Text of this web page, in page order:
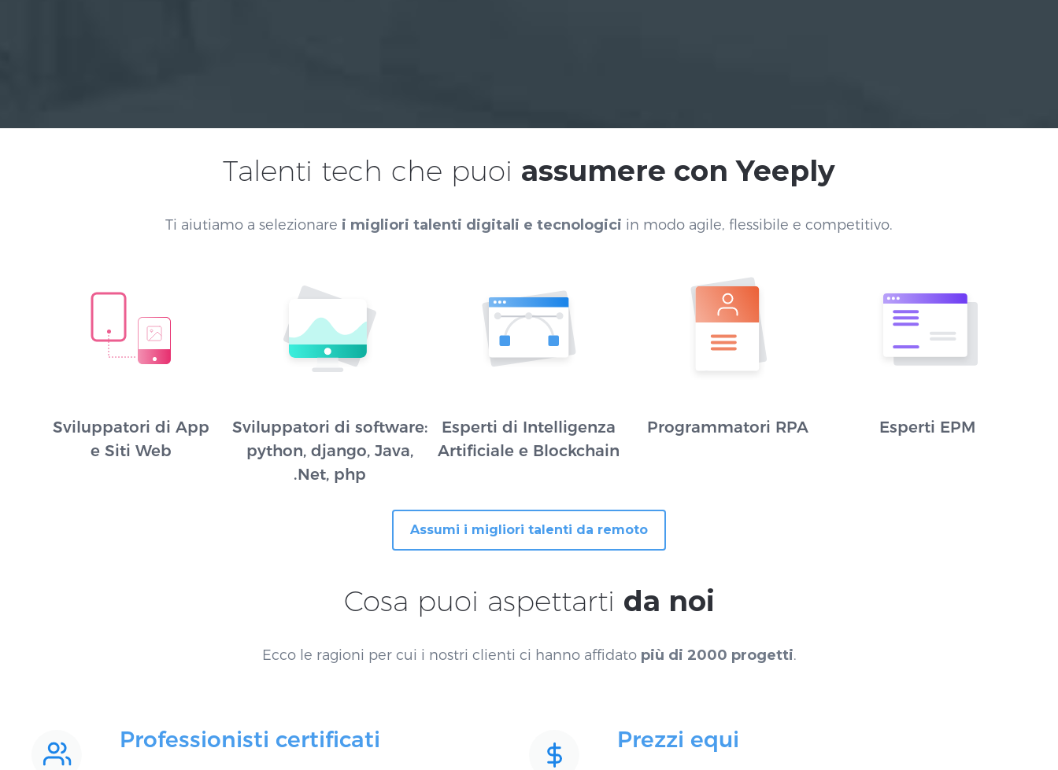
Talenti tech che puoi assumere con Yeeply
Ti aiutiamo a selezionare i migliori talenti digitali e tecnologici in modo agile, flessibile e competitivo.
Sviluppatori di App
e Siti Web
Sviluppatori di software:
python, django, Java,
.Net, php
Esperti di Intelligenza
Artificiale e Blockchain
Programmatori RPA Esperti EPM
Assumi i migliori talenti da remoto
Cosa puoi aspettarti da noi
Ecco le ragioni per cui i nostri clienti ci hanno affidato più di 2000 progetti.
Professionisti certificati Prezzi equi